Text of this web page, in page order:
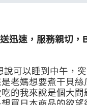
迅速，服務親切
可以睡到中午，
老媽想要煮干貝
的我來說是個大